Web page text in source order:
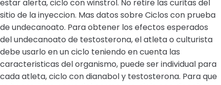
estar alerta, ciclo con winstrol. No retire las curitas del
sitio de la inyeccion. Mas datos sobre Ciclos con prueba
de undecanoato. Para obtener los efectos esperados
del undecanoato de testosterona, el atleta o culturista
debe usarlo en un ciclo teniendo en cuenta las
caracteristicas del organismo, puede ser individual para
cada atleta, ciclo con dianabol y testosterona. Para que